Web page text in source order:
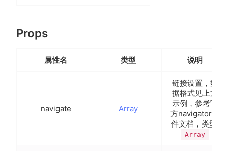
Props
属性名 类型 说明
navigate Array
链接设置，数
据格式见上方
示例，参考官
方navigator组
件文档，类型:
Array